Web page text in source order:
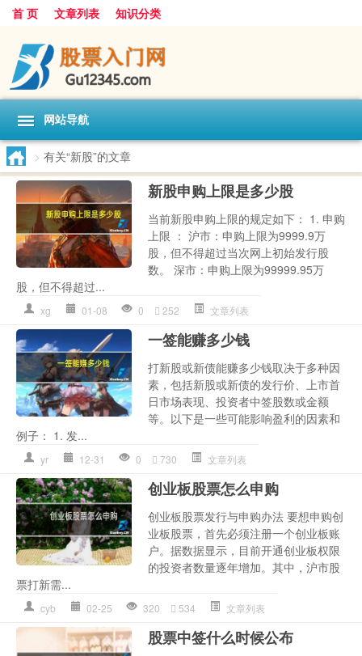
首 页 文章列表 知识分类
网站导航
> 有关“新股”的文章
新股申购上限是多少股
当前新股申购上限的规定如下： 1. 申购
上限 ： 沪市：申购上限为9999.9万
股，但不得超过当次网上初始发行股
数。 深市：申购上限为99999.95万
股，但不得超过...
xg 01-08 0 252 文章列表
一签能赚多少钱
打新股或新债能赚多少钱取决于多种因
素，包括新股或新债的发行价、上市首
日市场表现、投资者中签股数或金额
等。以下是一些可能影响盈利的因素和
例子： 1. 发...
yr 12-31 0 730 文章列表
创业板股票怎么申购
创业板股票发行与申购办法 要想申购创
业板股票，首先必须注册一个创业板账
户。据数据显示，目前开通创业板权限
的投资者数量逐年增加。其中，沪市股
票打新需...
cyb 02-25 320 534 文章列表
股票中签什么时候公布